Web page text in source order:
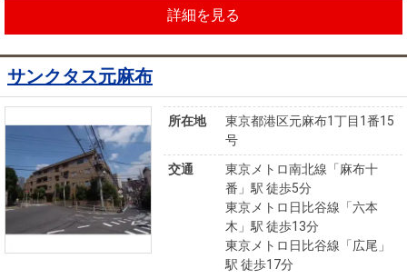
詳細を見る
サンクタス元麻布
所在地
東京都港区元麻布1丁目1番15
号
交通
東京メトロ南北線「麻布十
番」駅 徒歩5分
東京メトロ日比谷線「六本
木」駅 徒歩13分
東京メトロ日比谷線「広尾」
駅 徒歩17分